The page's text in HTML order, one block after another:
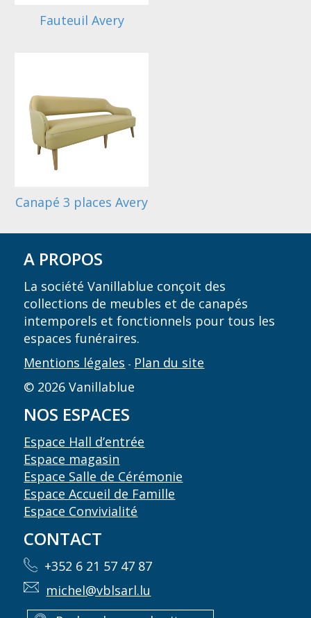
Fauteuil Avery
Canapé 3 places Avery
A PROPOS
La société Vanillablue conçoit des
collections de meubles et de canapés
intemporels et fonctionnels pour tous les
espaces funéraires.
Mentions légales - Plan du site
© 2026 Vanillablue
NOS ESPACES
Espace Hall d’entrée
Espace magasin
Espace Salle de Cérémonie
Espace Accueil de Famille
Espace Convivialité
CONTACT
+352 6 21 57 47 87
michel@vblsarl.lu